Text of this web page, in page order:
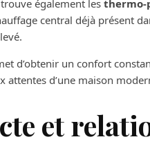
également les thermo-
central déjà présent
d’obtenir un confort
d’une maison
et